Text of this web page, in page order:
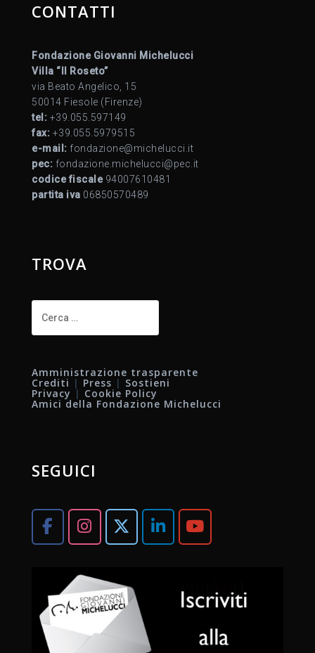
CONTATTI
Fondazione Giovanni Michelucci
Villa “Il Roseto”
via Beato Angelico, 15
50014 Fiesole (Firenze)
tel: +39.055.597149
fax: +39.055.5979515
e-mail: fondazione@michelucci.it
pec: fondazione.michelucci@pec.it
codice fiscale94007610481
partita iva 06850570489
TROVA
per:
Amministrazione trasparente
Crediti | Press | Sostieni
Privacy | Cookie Policy
Amici della Fondazione Michelucci
SEGUICI